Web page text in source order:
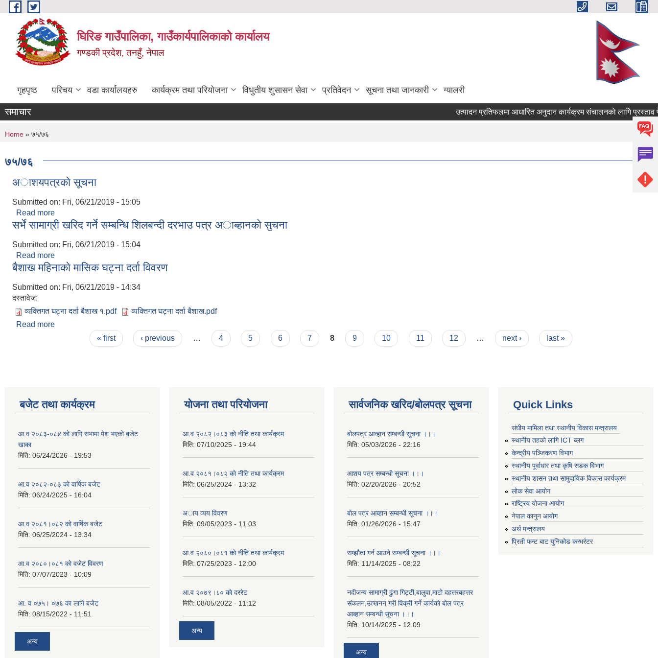
Skip to main content
घिरिङ गाउँपालिका, गाउँकार्यपालिकाको कार्यालय
गण्डकी प्रदेश, तनहुँ, नेपाल
गृहपृष्ठ परिचय वडा कार्यालयहरु कार्यक्रम तथा परियोजना विधुतीय शुसासन सेवा प्रतिवेदन सूचना तथा जानकारी ग्यालरी
समाचार उत्पादन प्रतिफलमा आधारित अनुदान कार्यक्रम संचालनकाे लागि प्रस्ताव
You are here
Home » ७५/७६
७५/७६
अाशयपत्रकाे सूचना
Submitted on: Fri, 06/21/2019 - 15:05
Read more
सर्भे सामाग्री खरिद गर्ने सम्बन्धि शिलबन्दी दरभाउ पत्र अाब्हानकाे सुचना
Submitted on: Fri, 06/21/2019 - 15:04
Read more
बैशाख महिनाकाे मासिक घट्ना दर्ता विवरण
Submitted on: Fri, 06/21/2019 - 14:34
दस्तावेज:
व्यक्तिगत घट्ना दर्ता बैशाख १.pdf
व्यक्तिगत घट्ना दर्ता बैशाख.pdf
Read more
« first ‹ previous … 4 5 6 7 8 9 10 11 12 … next › last »
बजेट तथा कार्यक्रम
आ.व २०८३-०८४ काे लागि सभामा पेश भएकाे बजेट
खाका
मिति: 06/24/2026 - 19:53
आ.व २०८२-०८३ काे वार्षिक बजेट
मिति: 06/24/2025 - 16:04
आ.व २०८१।०८२ काे वार्षिक बजेट
मिति: 06/25/2024 - 13:34
आ.व २०८०।०८१ काे वजेट विवरण
मिति: 07/07/2023 - 10:09
आ. व ०७५। ०७६ का लागि बजेट
मिति: 08/15/2022 - 11:51
अन्य
योजना तथा परियोजना
आ.व २०८२।०८३ काे नीति तथा कार्यक्रम
मिति: 07/10/2025 - 19:44
आ.व २०८१।०८२ काे नीति तथा कार्यक्रम
मिति: 06/25/2024 - 13:32
अाय व्यय विवरण
मिति: 09/05/2023 - 11:03
आ.व २०८०।०८१ काे नीति तथा कार्यक्रम
मिति: 07/25/2023 - 12:00
आ.व २०७९।८० काे दररेट
मिति: 08/05/2022 - 11:12
अन्य
सार्वजनिक खरिद/बोलपत्र सूचना
बोलपत्र आव्हान सम्बन्धी सूचना ।।।
मिति: 05/03/2026 - 22:16
आशय पत्र सम्बन्धी सूचना ।।।
मिति: 02/20/2026 - 20:52
बाेल पत्र आब्हान सम्बन्धी सूचना ।।।
मिति: 01/26/2026 - 15:47
सम्झाैता गर्न आउने सम्बन्धी सूचना ।।।
मिति: 11/14/2025 - 08:22
नदीजन्य सामाग्री ढुंगा गिट्टी,बालुवा,माटो दहत्तरबहत्तर
संकलन,उत्खनन् गरी विक्री गर्ने कार्यकाे बोल पत्र
आब्हान सम्बन्धी सूचना ।।।
मिति: 10/14/2025 - 12:09
अन्य
Quick Links
संघीय मामिला तथा स्थानीय विकास मन्त्रालय
स्थानीय तहको लागि ICT ब्लग
केन्द्रीय पञ्जिकरण विभाग
स्थानीय पूर्वाधार तथा कृषि सडक विभाग
स्थानीय शासन तथा सामुदायिक विकास कार्यक्रम
लोक सेवा आयोग
राष्ट्रिय योजना आयोग
नेपाल कानुन आयोग
अर्थ मन्त्रालय
प्रिती फन्ट बाट युनिकोड कन्भर्रटर